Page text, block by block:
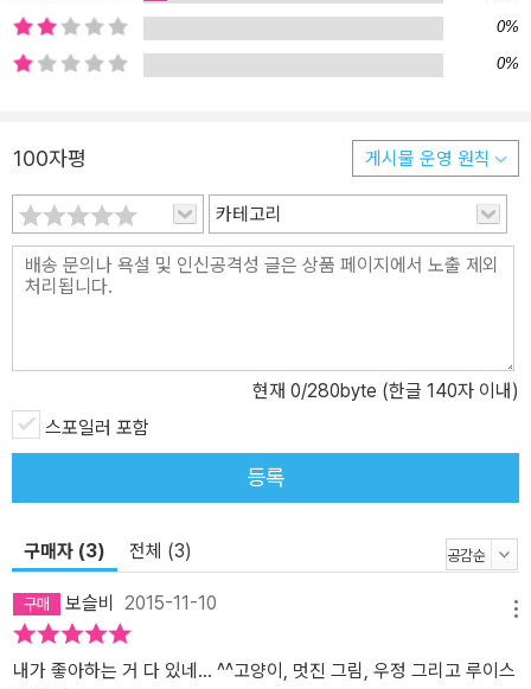
믹스는 외로운 시간을 보낸다. 어느 날 믹스는 찬장 쪽에서 나는 소리
를 듣고 집 안에 생쥐가 숨어 있다는 것을 알게 되는데.... 믹스(고양
이), 막스(사람), 멕스(생쥐) 사이에 벌어지는 잔잔한 사건들을 통해
가? 진정한 친구가 되기 위해서 어떻게 해야 하는가? 이에 답하는 다
양한 우정의 금언들이 이야기의 흐름을 따라 자연스럽게 등장하면서
마치 라임이 맞는 노래를 듣는 느낌을 준다. “막스가 그 높은 곳에서
꼭 다짐을 받아 내려고 한 것은 믹스를 진정한 친구로 여기고 있었기
때문이다. 그리고 친구라면 당연히 충고를 해줘야 하고, 잘한 일과 못
한 일을 서로 솔직하게 털어놓을 줄도 알아야 한다고 믿었기 때문이
었기 때문이다. 그리고 친구라면 서로가 가장 좋아하는 것을 소중히
지켜 줘야 한다고 믿었기 때문이다.” “막스가 수학이나 화학, 물리학
을 공부하고 있으면, 믹스는 그의 발치에 자리를 잡고 이런저런 생각
에 잠겼다. 가령 자기가 올라갔던 나무가 몇 그루였던지 헤아려 보거
일, 그리고 하얀 눈을 밟을 때마다 나던 사각거리는 소리를 떠올리곤
했다. 진정한 친구라면 침묵을 나눌 줄도 알아야 하니까 말이다.”
0%
0%
100자평 게시물 운영 원칙
카테고리
현재 0/280byte (한글 140자 이내)
스포일러 포함
등록
구매자 (3) 전체 (3)
보슬비 2015-11-10
내가 좋아하는 거 다 있네... ^^고양이, 멋진 그림, 우정 그리고 루이스